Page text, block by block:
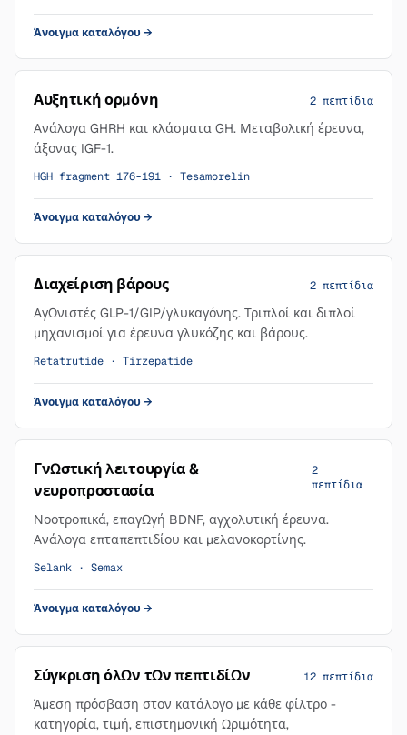
Άνοιγμα καταλόγου →
Αυξητική ορμόνη 2 πεπτίδια
Ανάλογα GHRH και κλάσματα GH. Μεταβολική έρευνα,
άξονας IGF-1.
HGH fragment 176-191 · Tesamorelin
Άνοιγμα καταλόγου →
Διαχείριση βάρους 2 πεπτίδια
Αγωνιστές GLP-1/GIP/γλυκαγόνης. Τριπλοί και διπλοί
μηχανισμοί για έρευνα γλυκόζης και βάρους.
Retatrutide · Tirzepatide
Άνοιγμα καταλόγου →
Γνωστική λειτουργία &
νευροπροστασία
2
πεπτίδια
Νοοτροπικά, επαγωγή BDNF, αγχολυτική έρευνα.
Ανάλογα επταπεπτιδίου και μελανοκορτίνης.
Selank · Semax
Άνοιγμα καταλόγου →
Σύγκριση όλων των πεπτιδίων 12 πεπτίδια
Άμεση πρόσβαση στον κατάλογο με κάθε φίλτρο -
κατηγορία, τιμή, επιστημονική ωριμότητα,